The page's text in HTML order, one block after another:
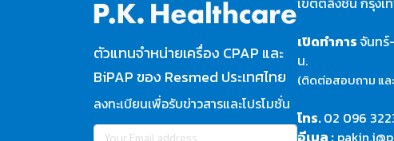
ตัวแทนจำหน่ายเครื่อง CPAP และ
BiPAP ของ Resmed ประเทศไทย
ลงทะเบียนเพื่อรับข่าวสารและโปรโมชั่น
เปิดทำการจันทร์
น.
(ติดต่อสอบถาม แล
โทร.02 096
อีเมล :